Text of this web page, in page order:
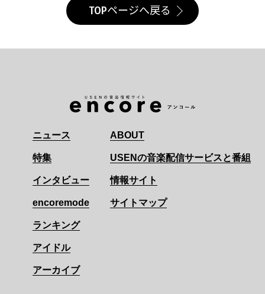
TOPページへ戻る
ニュース
特集
インタビュー
encoremode
ランキング
アイドル
アーカイブ
ABOUT
USENの音楽配信サービスと番組
情報サイト
サイトマップ